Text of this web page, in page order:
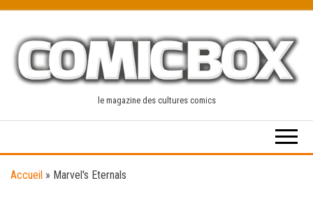
content
le magazine des cultures comics
Accueil » Marvel's Eternals